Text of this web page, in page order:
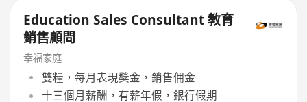
Education Sales Consultant 教育
銷售顧問
幸福家庭
雙糧，每月表現獎金，銷售佣金
十三個月薪酬，有薪年假，銀行假期